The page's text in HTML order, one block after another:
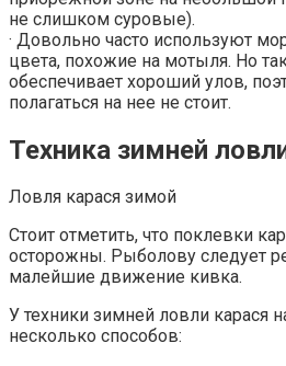
не слишком суровые).
· Довольно часто используют
цвета, похожие на мотыля. Но
обеспечивает хороший улов,
полагаться на нее не стоит.
Техника зимней
Ловля карася зимой
Стоит отметить, что поклевки
осторожны. Рыболову следует
малейшие движение кивка.
У техники зимней ловли карася
несколько способов: